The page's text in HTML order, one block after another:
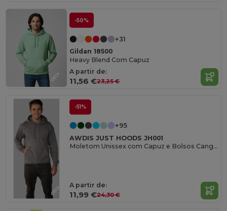
-50%
+31
Gildan 18500
Heavy Blend Com Capuz
A partir de:
11,56 €23,25 €
-51%
+95
AWDIS JUST HOODS JH001
Moletom Unissex com Capuz e Bolsos Canguru
A partir de:
11,99 €24,30 €